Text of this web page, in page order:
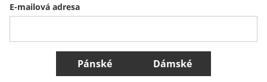
Belgique (Français) Danmark Norge
Všechny země
E-mailová adresa
Pánské Dámské